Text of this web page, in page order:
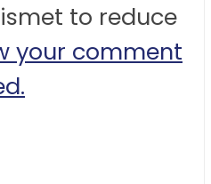
to reduce
your comment